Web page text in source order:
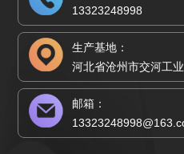
13323248998
生产基地：
河北省沧州市交河工
邮箱：